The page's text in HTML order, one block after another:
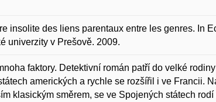
insolite des liens parentaux entre les genres. In
univerzity v Prešově. 2009.
faktory. Detektivní román patří do velké
amerických a rychle se rozšířil i ve Francii.
klasickým směrem, se ve Spojených státech rodí